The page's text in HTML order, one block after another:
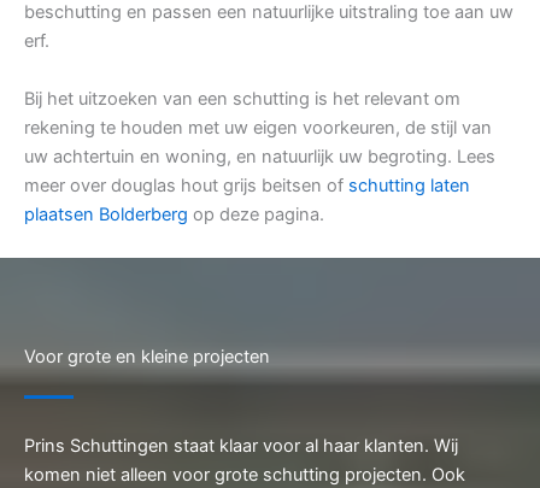
beschutting en passen een natuurlijke uitstraling toe aan uw
erf.
Bij het uitzoeken van een schutting is het relevant om
rekening te houden met uw eigen voorkeuren, de stijl van
uw achtertuin en woning, en natuurlijk uw begroting. Lees
meer over douglas hout grijs beitsen of schutting laten
plaatsen Bolderberg op deze pagina.
Voor grote en kleine projecten
Prins Schuttingen staat klaar voor al haar klanten. Wij
komen niet alleen voor grote schutting projecten. Ook